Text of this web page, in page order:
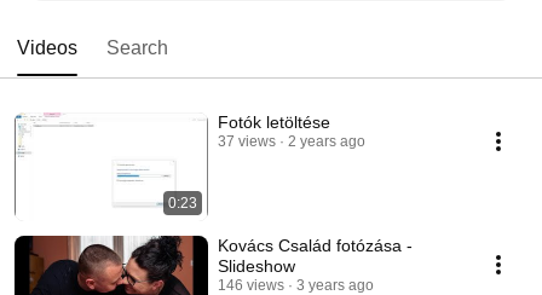
Videos Search
0:23
Fotók letöltése
37 views 2 years ago
Kovács Család fotózása -
Slideshow
146 views 3 years ago